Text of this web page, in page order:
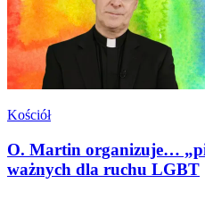
Kościół
O. Martin organizuje…
ważnych dla ruchu LGBT